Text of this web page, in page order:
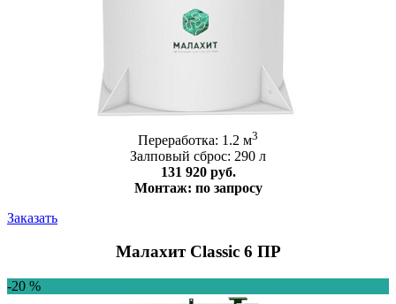
Переработка: 1.2 м3
Залповый сброс: 290 л
131 920 руб.
Монтаж: по запросу
Заказать
Малахит Classic 6 ПР
-20 %